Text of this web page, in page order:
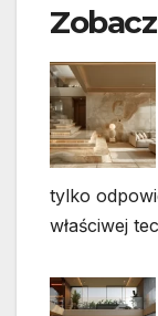
tylko
właściwej